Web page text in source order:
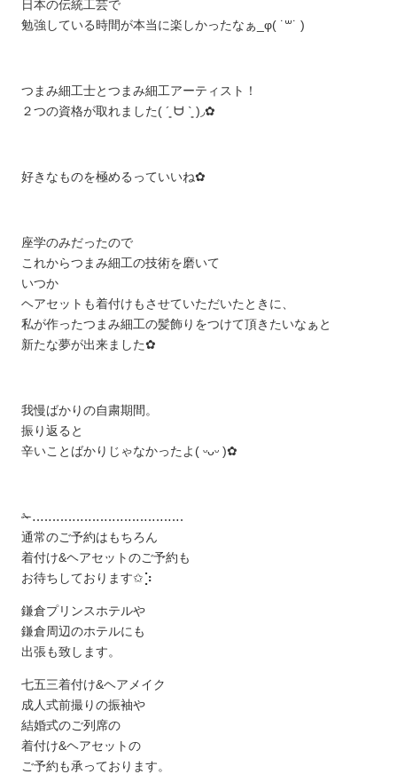
日本の伝統工芸で
勉強している時間が本当に楽しかったなぁ_φ( ˙꒳​˙ )
つまみ細工士とつまみ細工アーティスト！
２つの資格が取れました( ´͈ ᗨ `͈ )◞✿︎
好きなものを極めるっていいね✿︎
座学のみだったので
これからつまみ細工の技術を磨いて
いつか
ヘアセットも着付けもさせていただいたときに、
私が作ったつまみ細工の髪飾りをつけて頂きたいなぁと
新たな夢が出来ました✿︎
我慢ばかりの自粛期間。
振り返ると
辛いことばかりじゃなかったよ( ᵕᴗᵕ )✿︎
✁︎‥‥‥‥‥‥‥‥‥‥‥‥‥‥‥‥‥‥‥
通常のご予約はもちろん
着付け&ヘアセットのご予約も
お待ちしております✩︎⡱
鎌倉プリンスホテルや
鎌倉周辺のホテルにも
出張も致します。
七五三着付け&ヘアメイク
成人式前撮りの振袖や
結婚式のご列席の
着付け&ヘアセットの
ご予約も承っております。